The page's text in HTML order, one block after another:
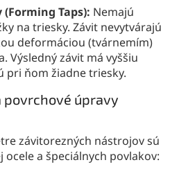
Taps): Nemajú
na triesky. Závit nevytvárajú
deformáciou (tvárnemím)
Výsledný závit má vyššiu
pri ňom žiadne triesky.
úpravy
závitorezných nástrojov sú
a špeciálnych povlakov: